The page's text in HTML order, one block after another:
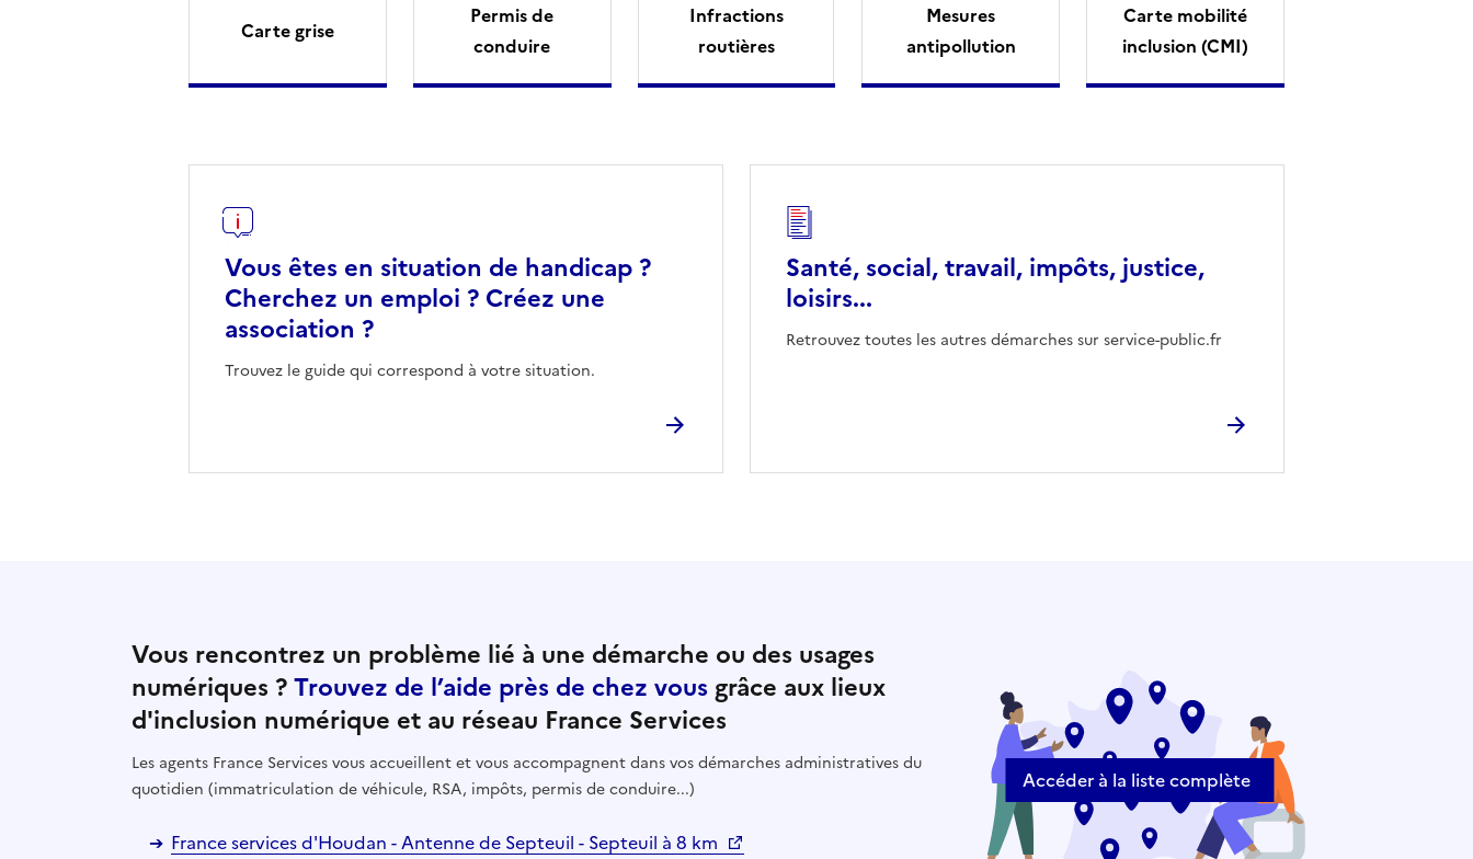
Carte grise
Permis de
conduire
Infractions
routières
Mesures
antipollution
Carte mobilité
inclusion (CMI)
Vous êtes en situation de handicap ?
Cherchez un emploi ? Créez une
association ?
Trouvez le guide qui correspond à votre situation.
Santé, social, travail, impôts, justice,
loisirs...
Retrouvez toutes les autres démarches sur service-public.fr
Vous rencontrez un problème lié à une démarche ou des usages
numériques ?Trouvez de l’aide près de chez vous grâce aux lieux
d'inclusion numérique et au réseau France Services
Les agents France Services vous accueillent et vous accompagnent dans vos démarches administratives du
quotidien (immatriculation de véhicule, RSA, impôts, permis de conduire...)
France services d'Houdan - Antenne de Septeuil - Septeuil à 8 km
Accéder à la liste complète